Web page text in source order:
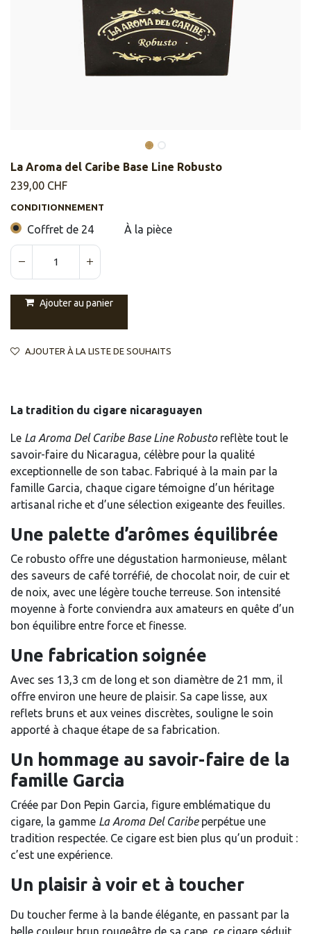
La Aroma del Caribe Base Line Robusto
239,00 CHF
CONDITIONNEMENT
Coffret de 24 À la pièce
Ajouter au panier
AJOUTER À LA LISTE DE SOUHAITS
La tradition du cigare nicaraguayen
Le La Aroma Del Caribe Base Line Robustoreflète tout le
savoir-faire du Nicaragua, célèbre pour la qualité
exceptionnelle de son tabac. Fabriqué à la main par la
famille Garcia, chaque cigare témoigne d’un héritage
artisanal riche et d’une sélection exigeante des feuilles.
Une palette d’arômes équilibrée
Ce robusto offre une dégustation harmonieuse, mêlant
des saveurs de café torréfié, de chocolat noir, de cuir et
de noix, avec une légère touche terreuse. Son intensité
moyenne à forte conviendra aux amateurs en quête d’un
bon équilibre entre force et finesse.
Une fabrication soignée
Avec ses 13,3 cm de long et son diamètre de 21 mm, il
offre environ une heure de plaisir. Sa cape lisse, aux
reflets bruns et aux veines discrètes, souligne le soin
apporté à chaque étape de sa fabrication.
Un hommage au savoir-faire de la
famille Garcia
Créée par Don Pepin Garcia, figure emblématique du
cigare, la gamme La Aroma Del Caribeperpétue une
tradition respectée. Ce cigare est bien plus qu’un produit :
c’est une expérience.
Un plaisir à voir et à toucher
Du toucher ferme à la bande élégante, en passant par la
belle couleur brun rougeâtre de sa cape, ce cigare séduit